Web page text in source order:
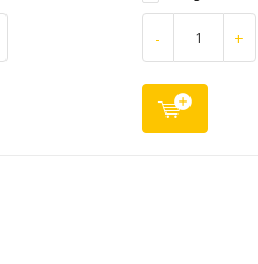
- +